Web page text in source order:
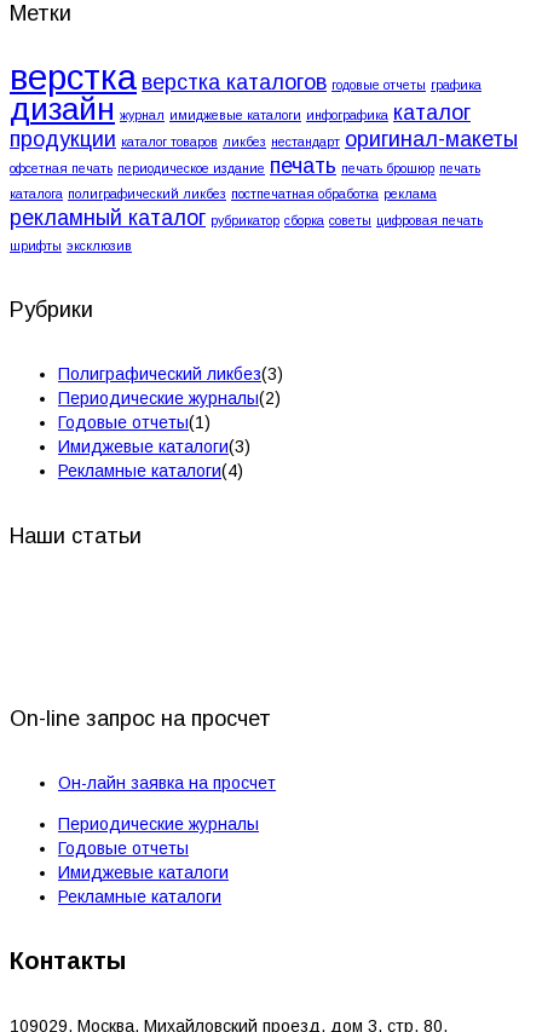
Метки
верстка верстка каталогов годовые отчеты графика
дизайн журнал имиджевые каталоги инфографика каталог
продукции каталог товаров ликбез нестандарт оригинал-макеты
офсетная печать периодическое издание печать печать брошюр печать
каталога полиграфический ликбез постпечатная обработка реклама
рекламный каталог рубрикатор сборка советы цифровая печать
шрифты эксклюзив
Рубрики
Полиграфический ликбез(3)
Периодические журналы(2)
Годовые отчеты(1)
Имиджевые каталоги(3)
Рекламные каталоги(4)
Наши статьи
On-line запрос на просчет
Он-лайн заявка на просчет
Периодические журналы
Годовые отчеты
Имиджевые каталоги
Рекламные каталоги
Контакты
109029, Москва, Михайловский проезд, дом 3, стр. 80.